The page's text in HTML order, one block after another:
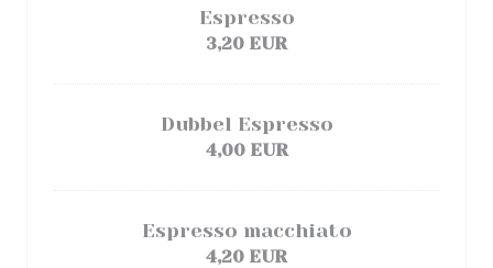
Espresso
3,20 EUR
Dubbel Espresso
4,00 EUR
Espresso macchiato
4,20 EUR